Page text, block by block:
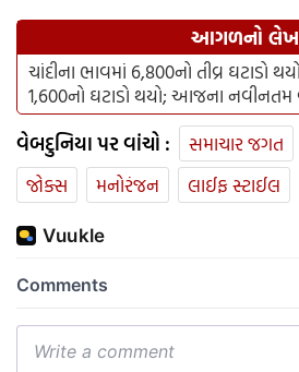
આગળનો લેખ
ચાંદીના ભાવમાં 6,800નો તીવ્ર ઘટાડો
1,600નો ઘટાડો થયો; આજના
વેબદુનિયા પર વાંચો : સમાચાર જગત
જોક્સ
મનોરંજન લાઈફ સ્ટાઈલ